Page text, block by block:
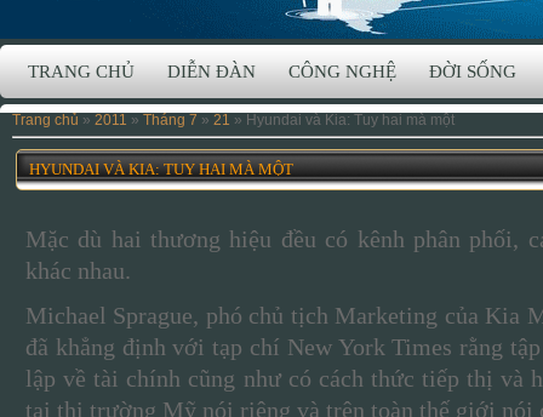
TRANG CHỦ DIỄN ĐÀN CÔNG NGHỆ ĐỜI SỐNG
Trang chủ » 2011 » Tháng 7 » 21 » Hyundai và Kia: Tuy hai mà một
HYUNDAI VÀ KIA: TUY HAI MÀ MỘT
Mặc dù hai thương hiệu đều có kênh phân phối,
khác nhau.
Michael Sprague, phó chủ tịch Marketing của Kia
đã khẳng định với tạp chí New York Times rằng
lập về tài chính cũng như có cách thức tiếp thị và
tại thị trường Mỹ nói riêng và trên toàn thế giới nói